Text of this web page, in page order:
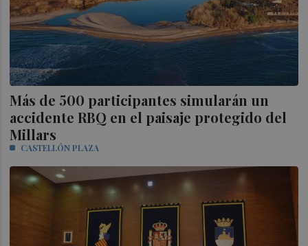
Más de 500 participantes simularán un
accidente RBQ en el paisaje protegido del
Millars
CASTELLÓN PLAZA